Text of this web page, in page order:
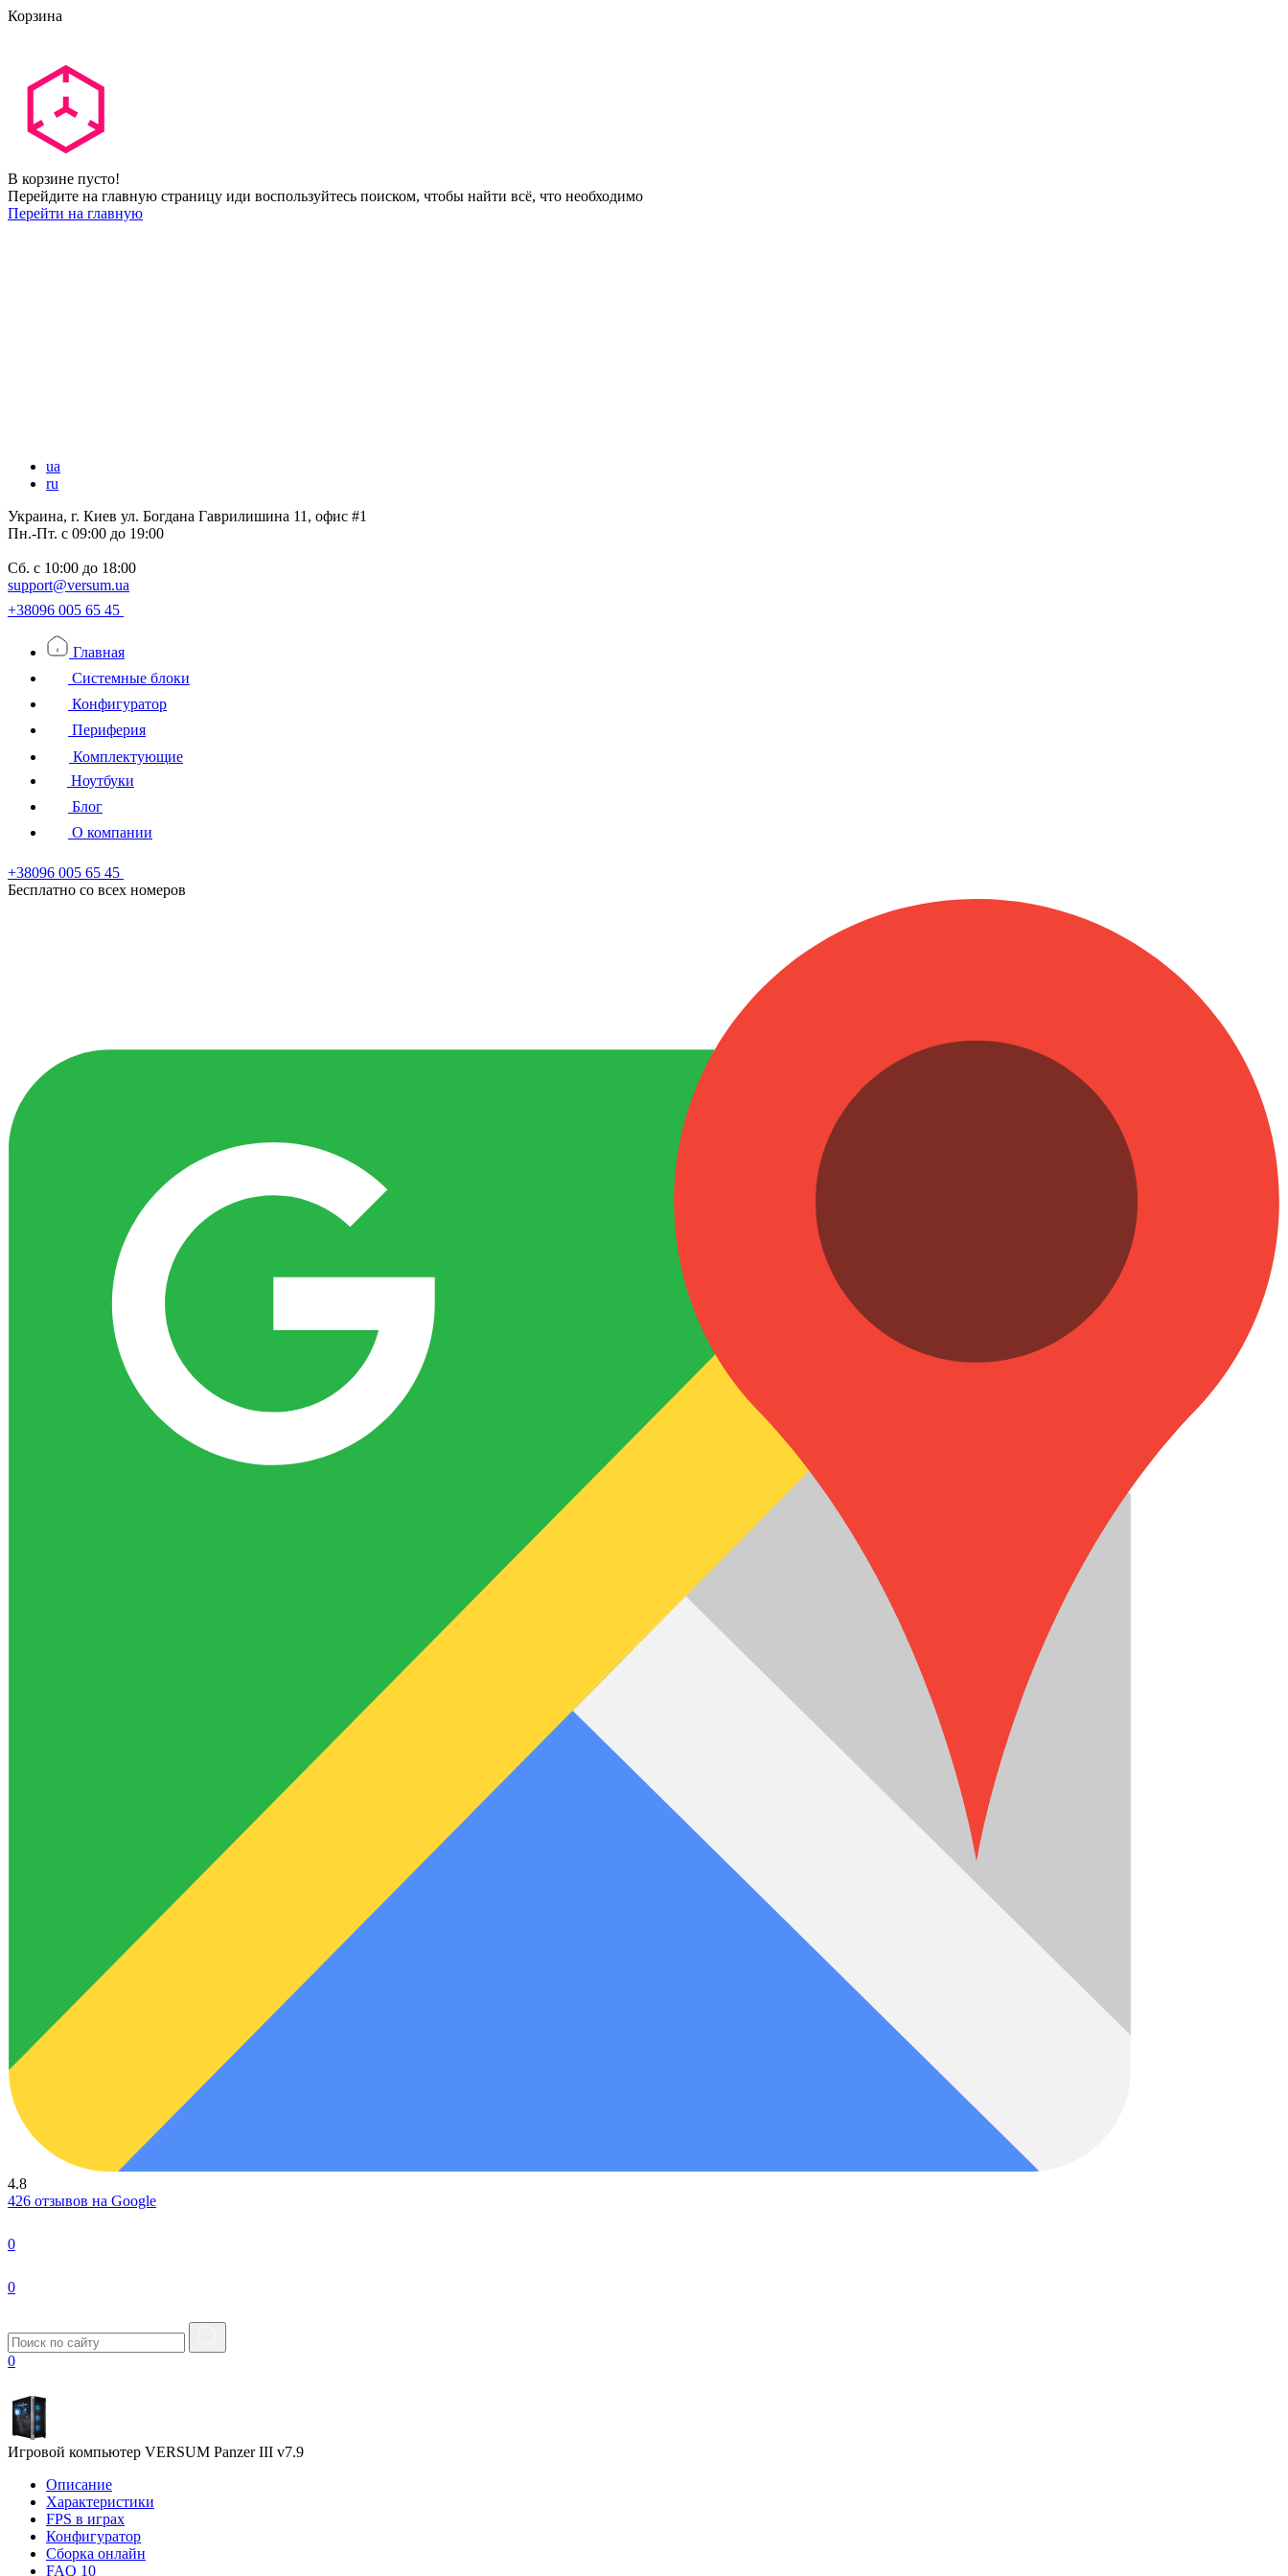
Корзина
В корзине пусто!
Перейдите на главную страницу иди воспользуйтесь поиском, чтобы найти всё, что необходимо
Перейти на главную
ua
ru
Украина, г. Киев ул. Богдана Гаврилишина 11, офис #1
Пн.-Пт. с 09:00 до 19:00
Сб. с 10:00 до 18:00
support@versum.ua
+38096 005 65 45
Главная
Системные блоки
Конфигуратор
Периферия
Комплектующие
Ноутбуки
Блог
О компании
+38096 005 65 45
Бесплатно со всех номеров
4.8
426 отзывов на Google
0
0
0
Игровой компьютер VERSUM Panzer III v7.9
Описание
Характеристики
FPS в играх
Конфигуратор
Сборка онлайн
FAQ 10